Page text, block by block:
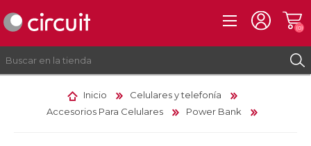
REGISTRO
(0)
Inicio
Celulares y telefonía
Accesorios Para Celulares
Power Bank